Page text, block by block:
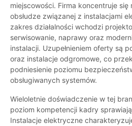
miejscowości. Firma koncentruje się
obsłudze związanej z instalacjami
zakres działalności wchodzi
serwisowanie, naprawy oraz
instalacji. Uzupełnieniem oferty są
oraz instalacje odgromowe, co
podniesienie poziomu
obsługiwanych systemów.
Wieloletnie doświadczenie w tej
poziom kompetencji kadry
Instalacje elektryczne